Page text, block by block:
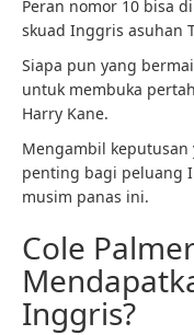
Peran nomor 10 bisa
skuad Inggris asuhan
Siapa pun yang
untuk membuka
Harry Kane.
Mengambil
penting bagi peluang
musim panas ini.
Cole
Inggris?